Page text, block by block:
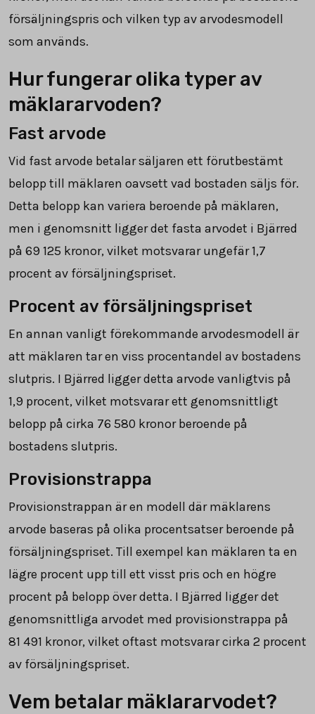
försäljningspris och vilken typ av arvodesmodell
som används.
Hur fungerar olika typer av
mäklararvoden?
Fast arvode
Vid fast arvode betalar säljaren ett förutbestämt
belopp till mäklaren oavsett vad bostaden säljs för.
Detta belopp kan variera beroende på mäklaren,
men i genomsnitt ligger det fasta arvodet i Bjärred
på 69 125 kronor, vilket motsvarar ungefär 1,7
procent av försäljningspriset.
Procent av försäljningspriset
En annan vanligt förekommande arvodesmodell är
att mäklaren tar en viss procentandel av bostadens
slutpris. I Bjärred ligger detta arvode vanligtvis på
1,9 procent, vilket motsvarar ett genomsnittligt
belopp på cirka 76 580 kronor beroende på
bostadens slutpris.
Provisionstrappa
Provisionstrappan är en modell där mäklarens
arvode baseras på olika procentsatser beroende på
försäljningspriset. Till exempel kan mäklaren ta en
lägre procent upp till ett visst pris och en högre
procent på belopp över detta. I Bjärred ligger det
genomsnittliga arvodet med provisionstrappa på
81 491 kronor, vilket oftast motsvarar cirka 2 procent
av försäljningspriset.
Vem betalar mäklararvodet?